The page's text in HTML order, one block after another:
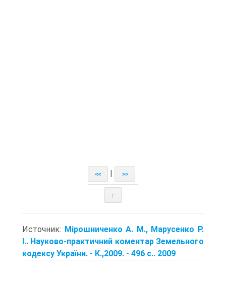
<< >>
↑
Источник: Мірошниченко А. М., Марусенко Р.
І.. Науково-практичний коментар Земельного
кодексу України. - К.,2009. - 496 с.. 2009